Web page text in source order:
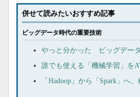
併せて読みたいおすすめ記事
ビッグデータ時代の重要技術
やっと分かった ビッグデー
誰でも使える「機械学習」を
「Hadoop」から「Spark」へ